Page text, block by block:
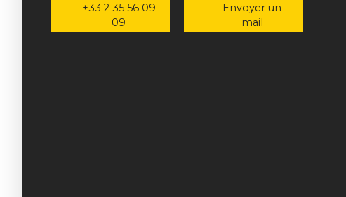
+33 2 35 56 09
09
Envoyer un
mail